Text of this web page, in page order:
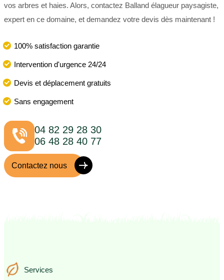
vos arbres et haies. Alors, contactez Balland élagueur paysagiste,
expert en ce domaine, et demandez votre devis dès maintenant !
100% satisfaction garantie
Intervention d'urgence 24/24
Devis et déplacement gratuits
Sans engagement
04 82 29 28 30
06 48 28 40 77
Contactez nous
Services
Services